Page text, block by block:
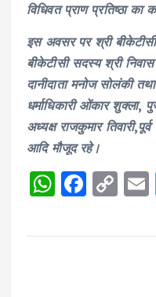
विधिवत प्राण प्रतिष्ठा का
इस अवसर पर श्री बीकेटीसी
बीकेटीसी सदस्य श्री निवास
दानीदाता मनोज सोलंकी
धर्माधिकारी ओंकार शुक्ला,
अध्यक्ष राजकुमार
आदि मौजूद रहे।
W
a
F
c
C
p